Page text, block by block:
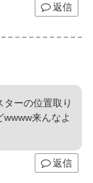
返信
ーの位置取り
来んなよ
返信